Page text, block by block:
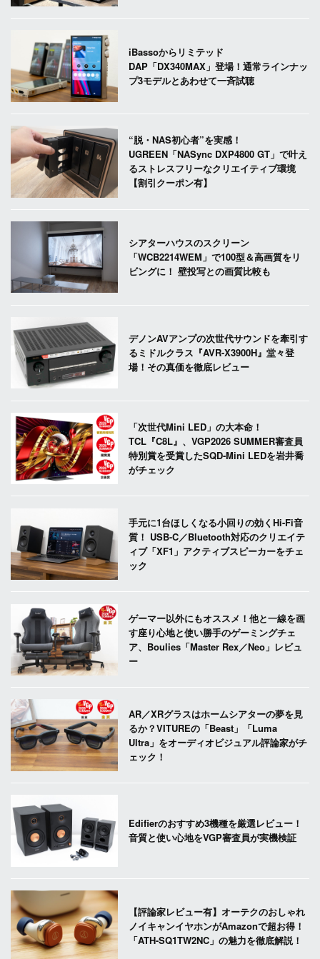
iBassoからリミテッド
DAP「DX340MAX」登場！通常ラインナッ
プ3モデルとあわせて一斉試聴
“脱・NAS初心者”を実感！
UGREEN「NASync DXP4800 GT」で叶え
るストレスフリーなクリエイティブ環境
【割引クーポン有】
シアターハウスのスクリーン
「WCB2214WEM」で100型＆高画質をリ
ビングに！ 壁投写との画質比較も
デノンAVアンプの次世代サウンドを牽引す
るミドルクラス『AVR-X3900H』堂々登
場！その真価を徹底レビュー
「次世代Mini LED」の大本命！
TCL『C8L』、VGP2026 SUMMER審査員
特別賞を受賞したSQD-Mini LEDを岩井喬
がチェック
手元に1台ほしくなる小回りの効くHi-Fi音
質！ USB-C／Bluetooth対応のクリエイテ
ィブ「XF1」アクティブスピーカーをチェ
ック
ゲーマー以外にもオススメ！他と一線を画
す座り心地と使い勝手のゲーミングチェ
ア、Boulies「Master Rex／Neo」レビュ
ー
AR／XRグラスはホームシアターの夢を見
るか？VITUREの「Beast」「Luma
Ultra」をオーディオビジュアル評論家がチ
ェック！
Edifierのおすすめ3機種を厳選レビュー！
音質と使い心地をVGP審査員が実機検証
【評論家レビュー有】オーテクのおしゃれ
ノイキャンイヤホンがAmazonで超お得！
「ATH-SQ1TW2NC」の魅力を徹底解説！